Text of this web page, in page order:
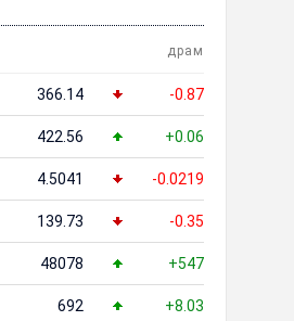
драм
366.14 -0.87
422.56 +0.06
4.5041 -0.0219
139.73 -0.35
48078 +547
692 +8.03